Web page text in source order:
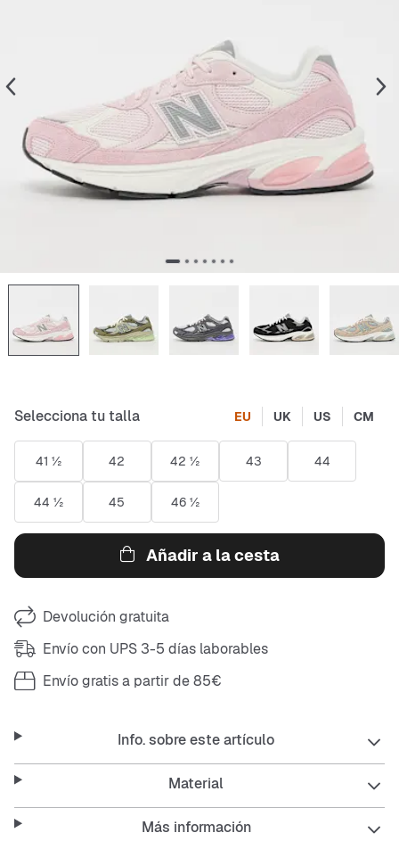
Selecciona tu talla EU UK US CM
41 ½ 42 42 ½ 43 44
44 ½ 45 46 ½
Añadir a la cesta
Devolución gratuita
Envío con UPS 3-5 días laborables
Envío gratis a partir de 85€
Info. sobre este artículo
Material
Más información